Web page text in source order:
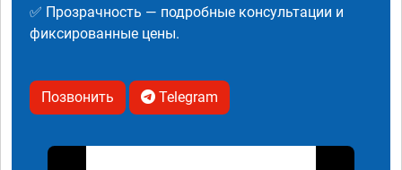
✅ Прозрачность — подробные консультации и
фиксированные цены.
Позвонить Telegram